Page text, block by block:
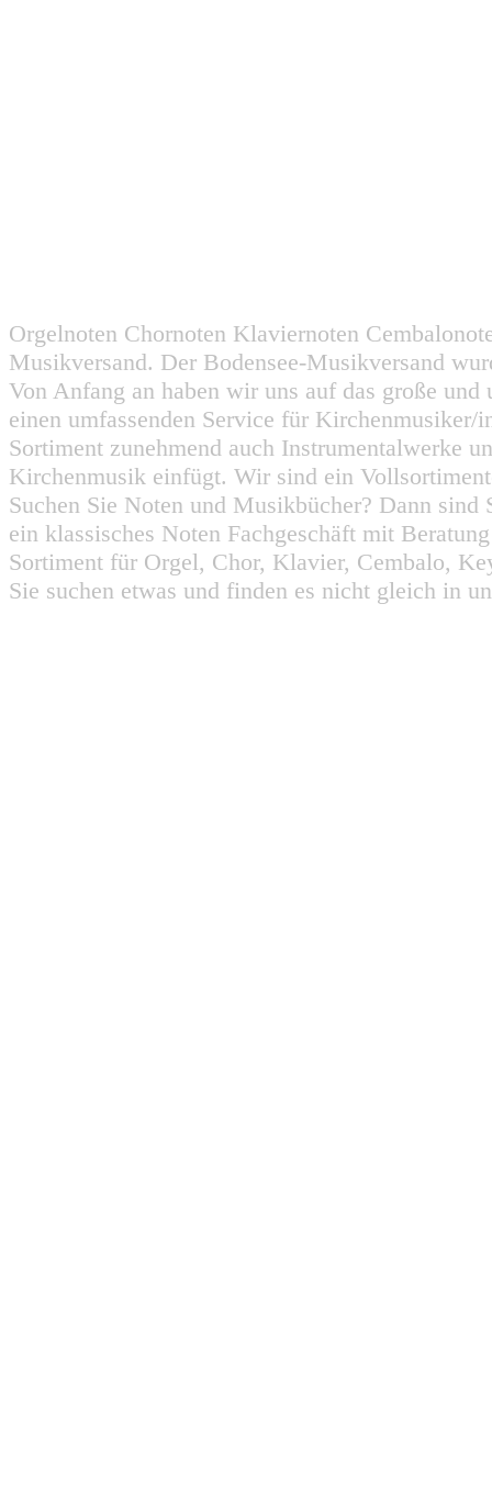
Orgelnoten Chornoten Klaviernoten
Musikversand. Der Bodensee-Musikversand
Von Anfang an haben wir uns auf das große
einen umfassenden Service für
Sortiment zunehmend auch Instrumentalwerke
Kirchenmusik einfügt. Wir sind ein
Suchen Sie Noten und Musikbücher? Dann
ein klassisches Noten Fachgeschäft mit
Sortiment für Orgel, Chor, Klavier, Cembalo,
Sie suchen etwas und finden es nicht gleich in